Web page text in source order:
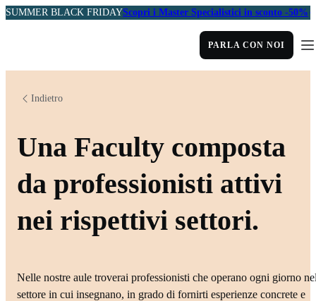
SUMMER BLACK FRIDAYScopri i Master Specialistici in sconto -50%
PARLA CON NOI
Indietro
Una Faculty composta
da professionisti attivi
nei rispettivi settori.
Nelle nostre aule troverai professionisti che operano ogni giorno
settore in cui insegnano, in grado di fornirti esperienze concrete e